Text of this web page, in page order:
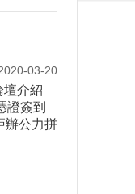
03-20
壇介紹
證簽到
辦公力拼